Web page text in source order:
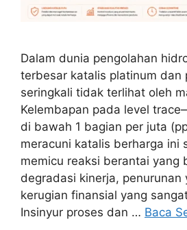
Dalam dunia pengolahan
terbesar katalis platinum dan
seringkali tidak terlihat oleh
Kelembapan pada level
di bawah 1 bagian per juta
meracuni katalis berharga ini
memicu reaksi berantai yang
degradasi kinerja, penurunan
kerugian finansial yang
Insinyur proses dan … Baca